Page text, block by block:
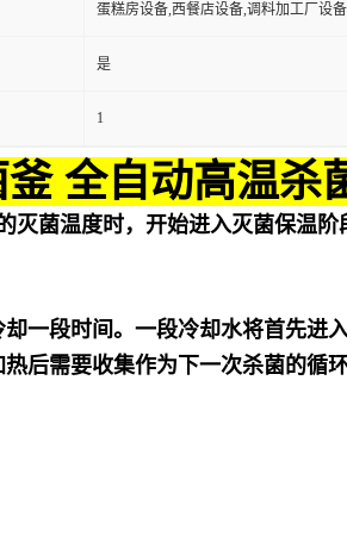
蛋糕房设备,西餐店设备,调料加工厂设
是
1
全自动高温杀
灭菌温度时，开始进入灭菌保温
一段时间。一段冷却水将首先进
后需要收集作为下一次杀菌的